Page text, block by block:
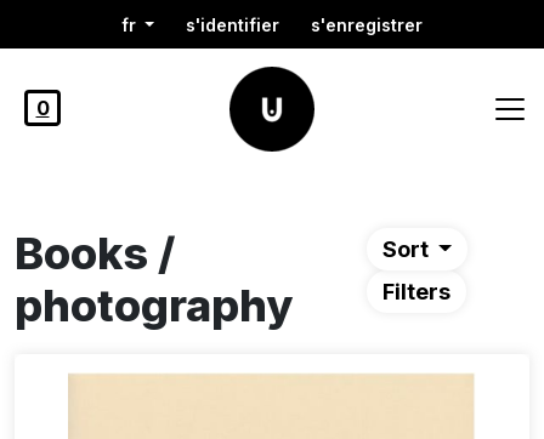
fr s'identifier s'enregistrer
0
Books /
photography
Sort
Filters